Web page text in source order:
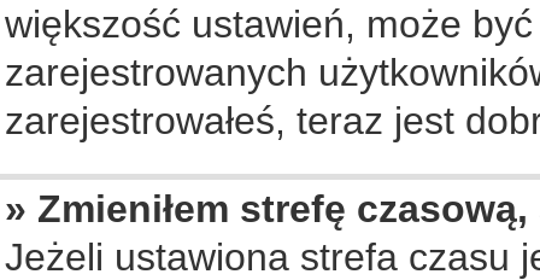
większość ustawień, może
zarejestrowanych
zarejestrowałeś, teraz jest
» Zmieniłem strefę
Jeżeli ustawiona strefa czasu